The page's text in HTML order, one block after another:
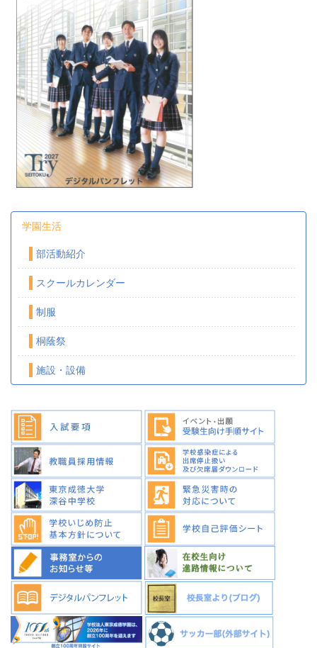
学園生活
部活動紹介
スクールカレンダー
制服
桐蔭祭
施設・設備